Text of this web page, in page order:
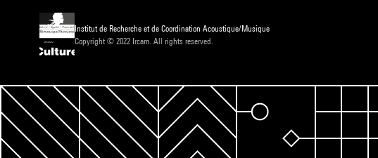
Institut de Recherche et de Coordination Acoustique/Musique
Copyright © 2022 Ircam. All rights reserved.